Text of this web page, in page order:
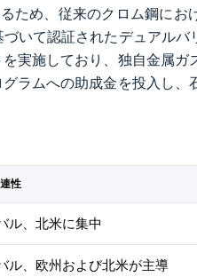
ため、従来のクロム鋼にお
いて認証されたデュアルバ
実施しており、独自金属ガ
ラムへの助成金を投入し、
性
ル、北米に集中
ル、欧州および北米が主導